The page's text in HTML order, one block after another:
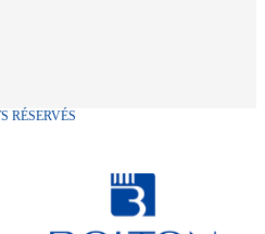
RÉSERVÉS